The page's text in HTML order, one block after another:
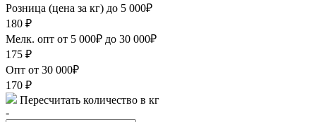
Розница (цена за кг) до 5 000₽
180 ₽
Мелк. опт от 5 000₽ до 30 000₽
175 ₽
Опт от 30 000₽
170 ₽
Пересчитать количество в кг
-